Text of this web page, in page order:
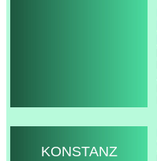
KONSTANZ